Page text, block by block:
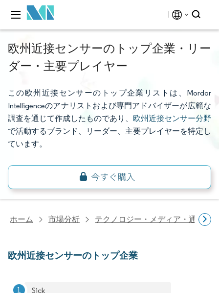
欧州近接センサーのトップ企業・リー
ダー・主要プレイヤー
この欧州近接センサーのトップ企業リストは、Mordor
Intelligenceのアナリストおよび専門アドバイザーが広範な
調査を通じて作成したものであり、 欧州近接センサー分野
で活動するブランド、リーダー、主要プレイヤーを特定し
ています。
ホーム 市場分析 テクノロジー・メディア・通信研
欧州近接センサーのトップ企業
Sick